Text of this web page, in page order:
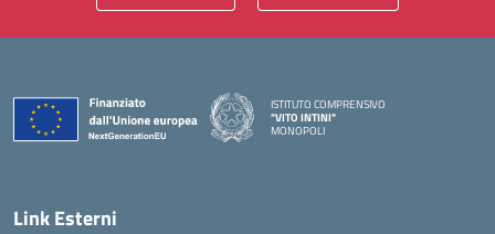
ISTITUTO COMPRENSIVO
"VITO INTINI"
MONOPOLI
Link Esterni